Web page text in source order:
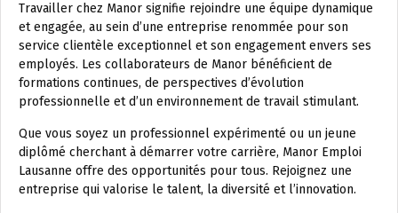
Travailler chez Manor signifie rejoindre une équipe dynamique
et engagée, au sein d’une entreprise renommée pour son
service clientèle exceptionnel et son engagement envers ses
employés. Les collaborateurs de Manor bénéficient de
formations continues, de perspectives d’évolution
professionnelle et d’un environnement de travail stimulant.
Que vous soyez un professionnel expérimenté ou un jeune
diplômé cherchant à démarrer votre carrière, Manor Emploi
Lausanne offre des opportunités pour tous. Rejoignez une
entreprise qui valorise le talent, la diversité et l’innovation.